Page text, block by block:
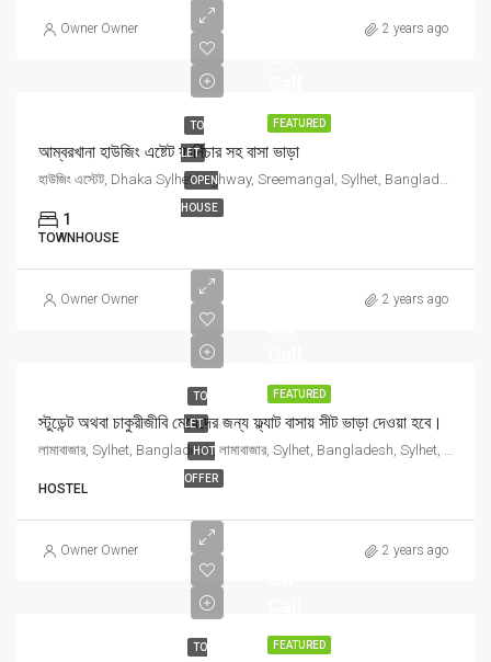
Owner Owner 2 years ago
FEATURED
TO
LET
OPEN
HOUSE
আম্বরখানা হাউজিং এষ্টেট ফার্নিচার সহ বাসা ভাড়া
হাউজিং এস্টেট, Dhaka Sylhet Highway, Sreemangal, Sylhet, Bangladesh, হাউজিং এস্টেট, Dhaka Sylhet Highway, Sreemangal, Sylhet, Bangladesh, Sreemangal, Sylhet Division
1
TOWNHOUSE
Owner Owner 2 years ago
FEATURED
TO
LET
HOT
OFFER
স্টুডেন্ট অথবা চাকুরীজীবি মেয়েদের জন্য ফ্ল্যাট বাসায় সীট ভাড়া দেওয়া হবে।
লামাবাজার, Sylhet, Bangladesh, লামাবাজার, Sylhet, Bangladesh, Sylhet, Sylhet Division
HOSTEL
Owner Owner 2 years ago
FEATURED
TO